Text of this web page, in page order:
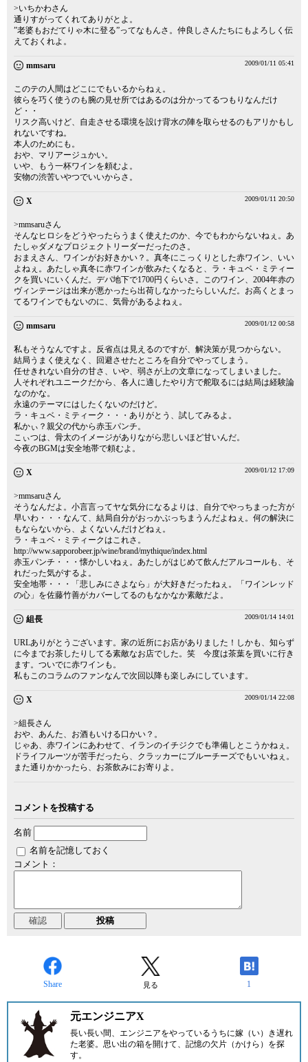
>いちかわさん
通りすがってくれてありがとよ。
”老婆もおだてりゃ木に登る”ってなもんさ。仲良しさんたちにもよろしく伝
えておくれよ。
mmsaru 2009/01/11 05:41
このテの人間はどこにでもいるからねぇ。
彼らを巧く使うのも腕の見せ所ではあるのは分かってるつもりなんだけ
ど・・
リスク高いけど、自走させる環境を設け背水の陣を取らせるのもアリかもし
れないですね。
本人のためにも。
おや、マリアージュかい。
いや、もう一杯ワインを頼むよ。
安物の渋苦いやつでいいからさ。
X 2009/01/11 20:50
>mmsaruさん
そんなヒロシをどうやったらうまく使えたのか、今でもわからないねぇ。あ
たしゃダメなプロジェクトリーダーだったのさ。
おまえさん、ワインがお好きかい？。真冬にこっくりとした赤ワイン、いい
よねぇ。あたしゃ真冬に赤ワインが飲みたくなると、ラ・キュベ・ミティー
クを買いにいくんだ。デパ地下で1700円くらいさ。このワイン、2004年赤の
ヴィンテージは出来が悪かったら出荷しなかったらしいんだ。お高くとまっ
てるワインでもないのに、気骨があるよねぇ。
mmsaru 2009/01/12 00:58
私もそうなんですよ。反省点は見えるのですが、解決策が見つからない。
結局うまく使えなく、回避させたところを自分でやってしまう。
任せきれない自分の甘さ、いや、弱さが上の文章になってしまいました。
人それぞれユニークだから、各人に適したやり方で舵取るには結局は経験論
なのかな。
永遠のテーマにはしたくないのだけど。
ラ・キュベ・ミティーク・・・ありがとう、試してみるよ。
私かぃ？親父の代から赤玉パンチ。
こぃつは、骨太のイメージがありながら悲しいほど甘いんだ。
今夜のBGMは安全地帯で頼むよ。
X 2009/01/12 17:09
>mmsaruさん
そうなんだよ。小言言ってヤな気分になるよりは、自分でやっちまった方が
早いわ・・・なんて、結局自分がおっかぶっちまうんだよねぇ。何の解決に
もならないから、よくないんだけどねぇ。
ラ・キュベ・ミティークはこれさ。
http://www.sapporobeer.jp/wine/brand/mythique/index.html
赤玉パンチ・・・懐かしいねぇ。あたしがはじめて飲んだアルコールも、そ
れだった気がするよ。
安全地帯・・・「悲しみにさよなら」が大好きだったねぇ。「ワインレッド
の心」を佐藤竹善がカバーしてるのもなかなか素敵だよ。
組長 2009/01/14 14:01
URLありがとうございます。家の近所にお店がありました！しかも、知らず
に今までお茶したりしてる素敵なお店でした。笑 今度は茶葉を買いに行き
ます。ついでに赤ワインも。
私もこのコラムのファンなんで次回以降も楽しみにしています。
X 2009/01/14 22:08
>組長さん
おや、あんた、お酒もいける口かい？。
じゃあ、赤ワインにあわせて、イランのイチジクでも準備しとこうかねぇ。
ドライフルーツが苦手だったら、クラッカーにブルーチーズでもいいねぇ。
また通りかかったら、お茶飲みにお寄りよ。
コメントを投稿する
名前
名前を記憶しておく
コメント：
Share 見る 1
元エンジニアX
長い長い間、エンジニアをやっているうちに嫁（い）き遅れ
た老婆。思い出の箱を開けて、記憶の欠片（かけら）を探
す。